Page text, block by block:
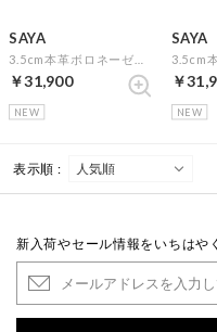
SAYA
￥31,900
NEW
SAYA
￥
NEW
表示順 :
新入荷やセール情報をいちはや